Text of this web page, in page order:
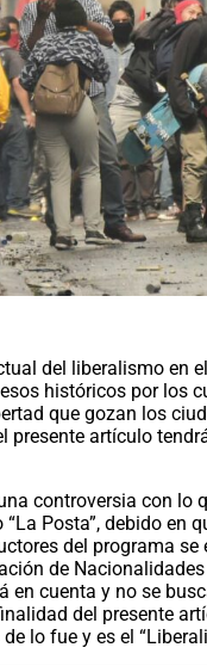
del liberalismo en
históricos por los
que gozan los
presente artículo
controversia con lo
Posta”, debido en
del programa se
de
en cuenta y no se
del presente
lo fue y es el